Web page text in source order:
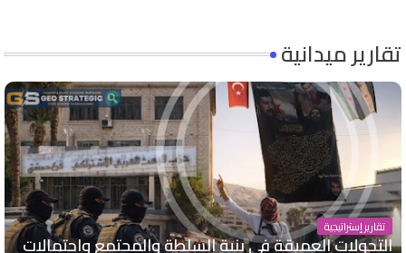
تقارير ميدانية
تقارير إستراتيجية
التحولات العميقة في بنية السلطة والمجتمع واحتمالات